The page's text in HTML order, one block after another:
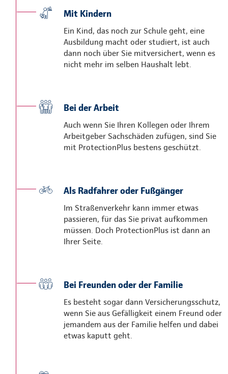
Mit Kindern
Ein Kind, das noch zur Schule geht, eine
Ausbildung macht oder studiert, ist auch
dann noch über Sie mitversichert, wenn es
nicht mehr im selben Haushalt lebt.
Bei der Arbeit
Auch wenn Sie Ihren Kollegen oder Ihrem
Arbeitgeber Sachschäden zufügen, sind Sie
mit ProtectionPlus bestens geschützt.
Als Radfahrer oder Fußgänger
Im Straßenverkehr kann immer etwas
passieren, für das Sie privat aufkommen
müssen. Doch ProtectionPlus ist dann an
Ihrer Seite.
Bei Freunden oder der Familie
Es besteht sogar dann Versicherungsschutz,
wenn Sie aus Gefälligkeit einem Freund oder
jemandem aus der Familie helfen und dabei
etwas kaputt geht.